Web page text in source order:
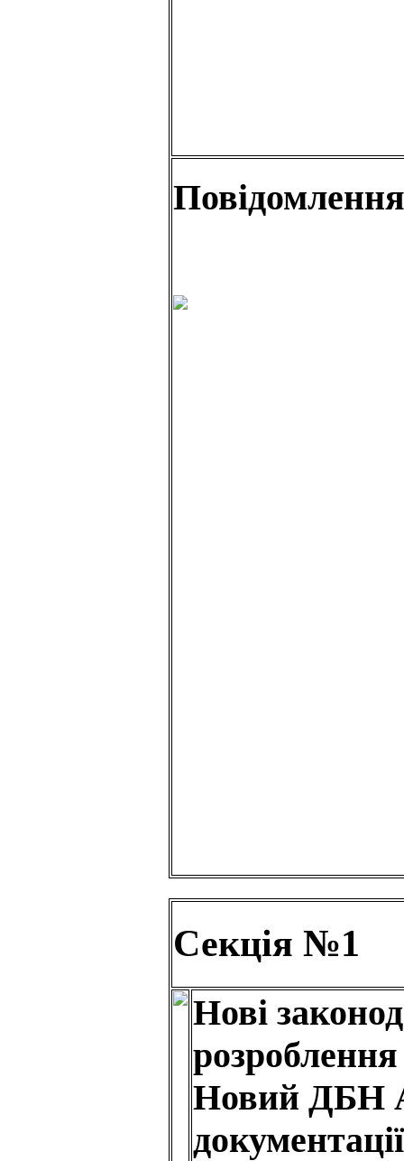
Повідомлення
Секція №1
Нові
Новий ДБН